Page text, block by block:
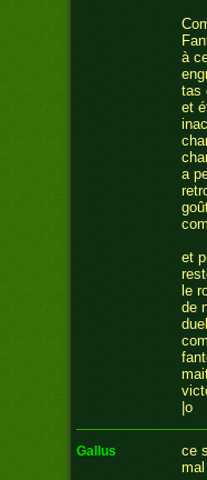
à
tas
et
a
et
le
de
|o
gallus
ce